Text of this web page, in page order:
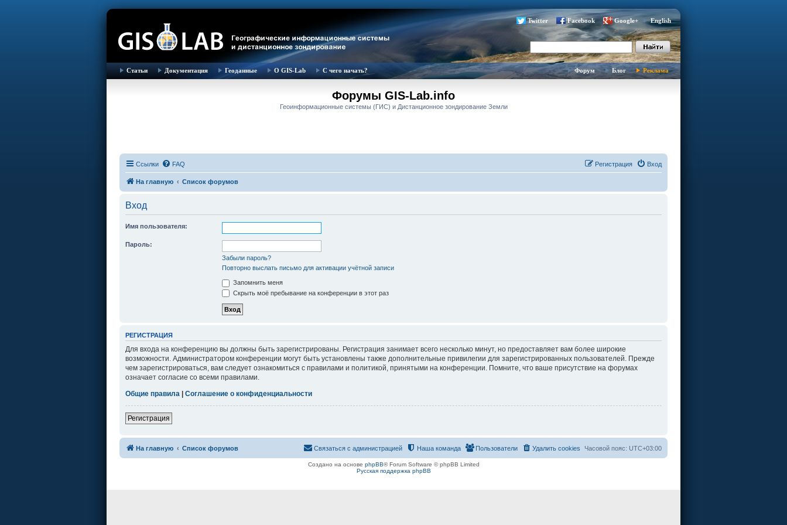
Twitter Facebook Google+ English
Статьи Документация Геоданные О GIS-Lab С чего начать? Форум Блог Реклама
Форумы GIS-Lab.info
Геоинформационные системы (ГИС) и Дистанционное зондирование Земли
Ссылки FAQ Вход
Регистрация
На главную Список форумов
Вход
Имя пользователя:
Пароль:
Забыли пароль?
Повторно выслать письмо для активации учётной записи
Запомнить меня
Скрыть моё пребывание на конференции в этот раз
РЕГИСТРАЦИЯ
Для входа на конференцию вы должны быть зарегистрированы. Регистрация занимает всего несколько минут, но предоставляет вам более широкие
возможности. Администратором конференции могут быть установлены также дополнительные привилегии для зарегистрированных пользователей. Прежде
чем зарегистрироваться, вам следует ознакомиться с правилами и политикой, принятыми на конференции. Помните, что ваше присутствие на форумах
означает согласие со всеми правилами.
Общие правила | Соглашение о конфиденциальности
Регистрация
На главную Список форумов Часовой пояс: UTC+03:00
Удалить cookies
Пользователи
Наша команда
Связаться с администрацией
Создано на основе phpBB® Forum Software © phpBB Limited
Русская поддержка phpBB